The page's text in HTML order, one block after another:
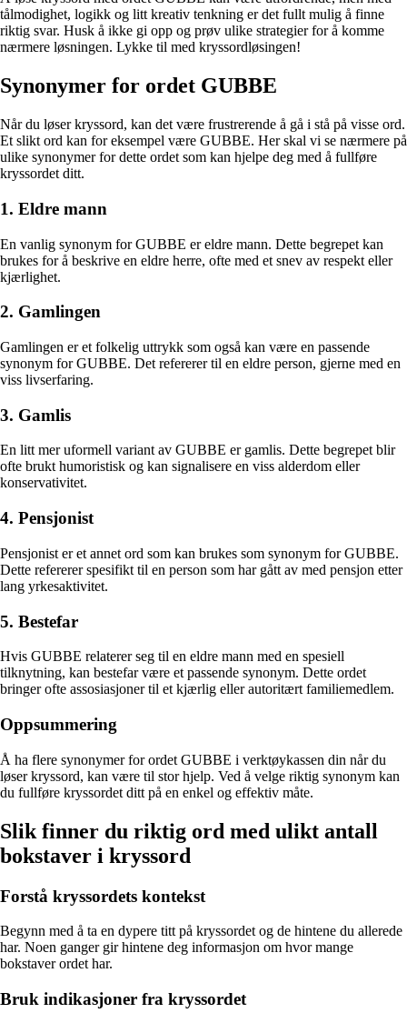
tålmodighet, logikk og litt kreativ tenkning er det fullt mulig å finne
riktig svar. Husk å ikke gi opp og prøv ulike strategier for å komme
nærmere løsningen. Lykke til med kryssordløsingen!
Synonymer for ordet GUBBE
Når du løser kryssord, kan det være frustrerende å gå i stå på visse ord.
Et slikt ord kan for eksempel være GUBBE. Her skal vi se nærmere på
ulike synonymer for dette ordet som kan hjelpe deg med å fullføre
kryssordet ditt.
1. Eldre mann
En vanlig synonym for GUBBE er eldre mann. Dette begrepet kan
brukes for å beskrive en eldre herre, ofte med et snev av respekt eller
kjærlighet.
2. Gamlingen
Gamlingen er et folkelig uttrykk som også kan være en passende
synonym for GUBBE. Det refererer til en eldre person, gjerne med en
viss livserfaring.
3. Gamlis
En litt mer uformell variant av GUBBE er gamlis. Dette begrepet blir
ofte brukt humoristisk og kan signalisere en viss alderdom eller
konservativitet.
4. Pensjonist
Pensjonist er et annet ord som kan brukes som synonym for GUBBE.
Dette refererer spesifikt til en person som har gått av med pensjon etter
lang yrkesaktivitet.
5. Bestefar
Hvis GUBBE relaterer seg til en eldre mann med en spesiell
tilknytning, kan bestefar være et passende synonym. Dette ordet
bringer ofte assosiasjoner til et kjærlig eller autoritært familiemedlem.
Oppsummering
Å ha flere synonymer for ordet GUBBE i verktøykassen din når du
løser kryssord, kan være til stor hjelp. Ved å velge riktig synonym kan
du fullføre kryssordet ditt på en enkel og effektiv måte.
Slik finner du riktig ord med ulikt antall
bokstaver i kryssord
Forstå kryssordets kontekst
Begynn med å ta en dypere titt på kryssordet og de hintene du allerede
har. Noen ganger gir hintene deg informasjon om hvor mange
bokstaver ordet har.
Bruk indikasjoner fra kryssordet